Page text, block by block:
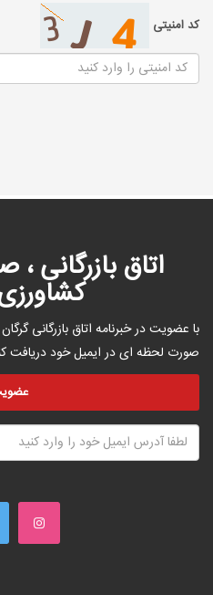
کد امنیتی
اتاق بازرگانی
با عضویت در خبرنامه اتاق بازرگانی
صورت لحظه ای در ایمیل خود دریافت